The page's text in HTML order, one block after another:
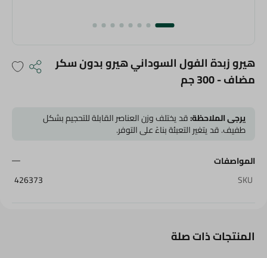
هيرو زبدة الفول السوداني هيرو بدون سكر
مضاف - 300 جم
يرجى الملاحظة:قد يختلف وزن العناصر القابلة للتحجيم بشكل
طفيف. قد يتغير التعبئة بناءً على التوفر.
المواصفات
SKU
426373
المنتجات ذات صلة